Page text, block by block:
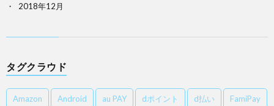
2018年12月
タグクラウド
Amazon Android au PAY dポイント d払い FamiPay